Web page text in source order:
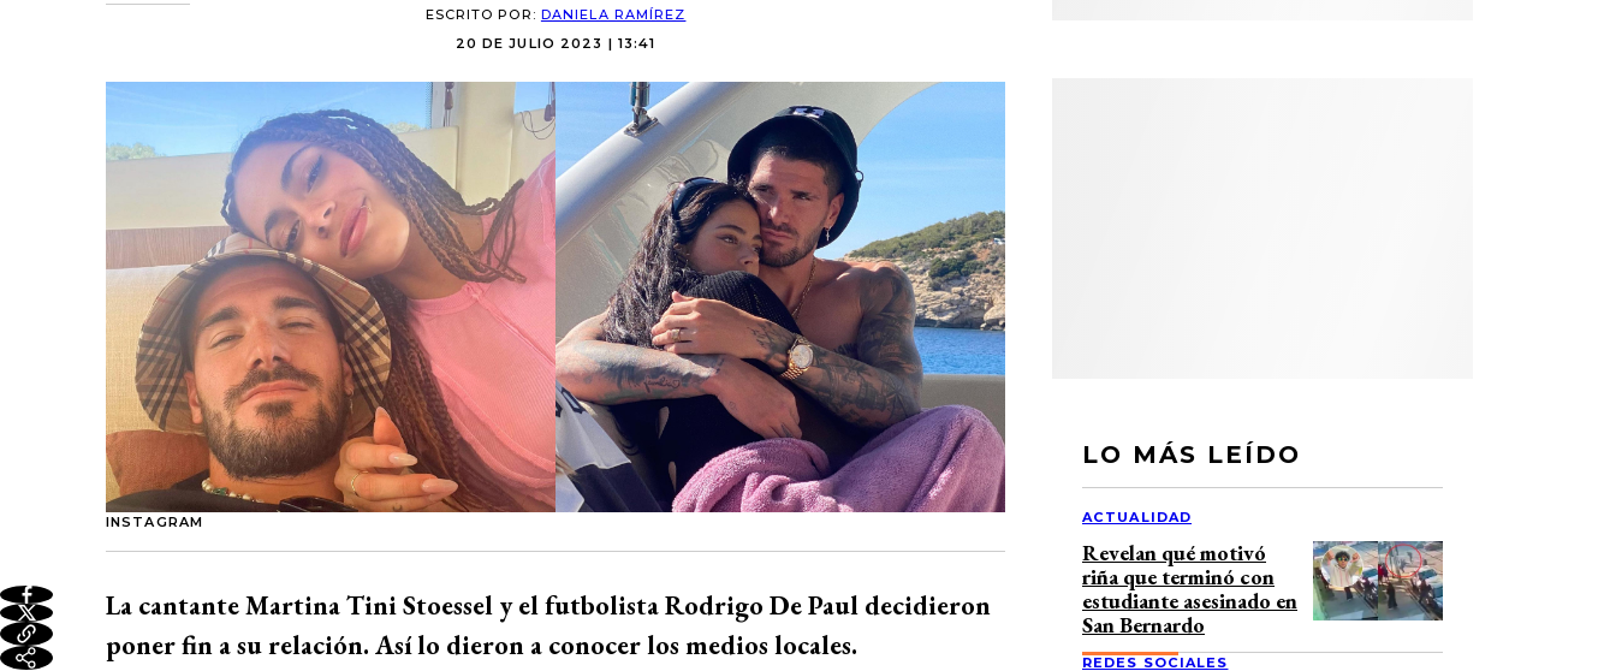
ESCRITO POR: DANIELA RAMÍREZ
20 DE JULIO 2023 | 13:41
INSTAGRAM
La cantante Martina Tini Stoessel y el futbolista Rodrigo De Paul decidieron
poner fin a su relación. Así lo dieron a conocer los medios locales.
LO MÁS LEÍDO
ACTUALIDAD
Revelan qué motivó
riña que terminó con
estudiante asesinado en
San Bernardo
REDES SOCIALES